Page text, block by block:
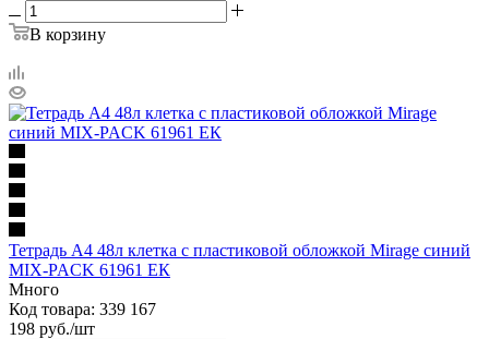
В корзину
Тетрадь А4 48л клетка с пластиковой обложкой Mirage синий
MIX-PACK 61961 ЕК
Много
Код товара: 339 167
198 руб./шт